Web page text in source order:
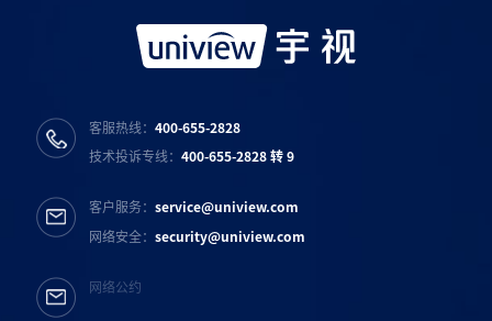
客服热线：400-655-2828
技术投诉专线：400-655-2828 转 9
客户服务：service@uniview.com
网络安全：security@uniview.com
网络公约